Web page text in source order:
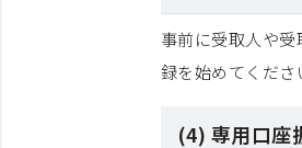
事前に受取人や
録を始めてくださ
(4) 専用口座